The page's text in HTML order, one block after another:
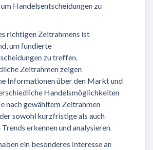
Handelsentscheidungen zu
richtigen Zeitrahmens ist
um fundierte
zu treffen.
Zeitrahmen zeigen
Informationen über den Markt und
Handelsmöglichkeiten
nach gewähltem Zeitrahmen
sowohl kurzfristige als auch
erkennen und analysieren.
ein besonderes Interesse an